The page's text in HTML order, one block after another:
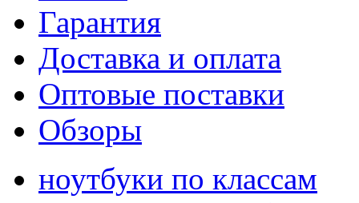
Гарантия
Доставка и оплата
Оптовые поставки
Обзоры
ноутбуки по классам